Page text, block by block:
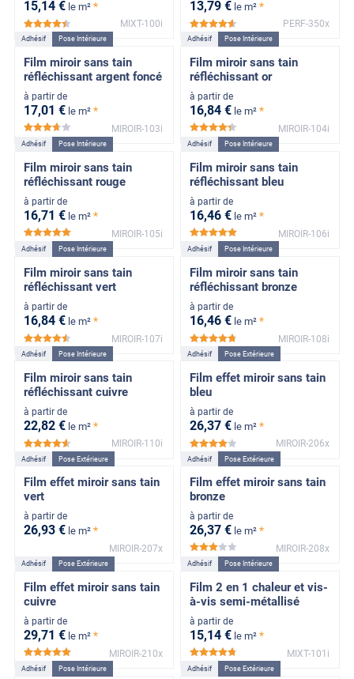
15,14 € le m² *
*****
MIXT-100i
13,79 € le m² *
*****
PERF-350x
Adhésif Pose Intérieure
Film miroir sans tain
réfléchissant argent foncé
à partir de
17,01 € le m² *
*****
MIROIR-103i
Adhésif Pose Intérieure
Film miroir sans tain
réfléchissant or
à partir de
16,84 € le m² *
*****
MIROIR-104i
Adhésif Pose Intérieure
Film miroir sans tain
réfléchissant rouge
à partir de
16,71 € le m² *
*****
MIROIR-105i
Adhésif Pose Intérieure
Film miroir sans tain
réfléchissant bleu
à partir de
16,46 € le m² *
MIROIR-106i
Adhésif Pose Intérieure
Film miroir sans tain
réfléchissant vert
à partir de
16,84 € le m² *
*****
MIROIR-107i
Adhésif Pose Intérieure
Film miroir sans tain
réfléchissant bronze
à partir de
16,46 € le m² *
*****
MIROIR-108i
Adhésif Pose Intérieure
Film miroir sans tain
réfléchissant cuivre
à partir de
22,82 € le m² *
*****
MIROIR-110i
Adhésif Pose Extérieure
Film effet miroir sans tain
bleu
à partir de
26,37 € le m² *
*****
MIROIR-206x
Adhésif Pose Extérieure
Film effet miroir sans tain
vert
à partir de
26,93 € le m² *
MIROIR-207x
Adhésif Pose Extérieure
Film effet miroir sans tain
bronze
à partir de
26,37 € le m² *
*****
MIROIR-208x
Adhésif Pose Extérieure
Film effet miroir sans tain
cuivre
à partir de
29,71 € le m² *
MIROIR-210x
Adhésif Pose Intérieure
Film 2 en 1 chaleur et vis-
à-vis semi-métallisé
à partir de
15,14 € le m² *
*****
MIXT-101i
Adhésif Pose Intérieure Adhésif Pose Extérieure